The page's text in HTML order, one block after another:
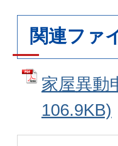
関連ファ
家屋異動
106.9KB)